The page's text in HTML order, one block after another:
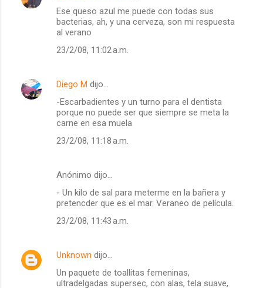
Ese queso azul me puede con todas sus
bacterias, ah, y una cerveza, son mi respuesta
al verano
23/2/08, 11:02 a.m.
Diego M dijo…
-Escarbadientes y un turno para el dentista
porque no puede ser que siempre se meta la
carne en esa muela
23/2/08, 11:18 a.m.
Anónimo dijo…
- Un kilo de sal para meterme en la bañera y
pretencder que es el mar. Veraneo de película.
23/2/08, 11:43 a.m.
Unknown dijo…
Un paquete de toallitas femeninas,
ultradelgadas supersec, con alas, tela suave,